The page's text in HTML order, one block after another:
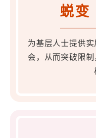
蜕变
为基层人士提供
会，从而突破限